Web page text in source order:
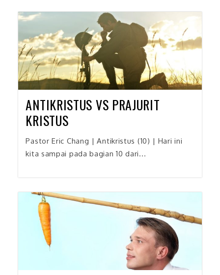
ANTIKRISTUS VS PRAJURIT
KRISTUS
Pastor Eric Chang | Antikristus (10) | Hari ini
kita sampai pada bagian 10 dari...